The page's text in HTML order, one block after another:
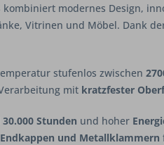
kombiniert modernes Design,
Vitrinen und Möbel. Dank
stufenlos zwischen
mit kratzfester
Stunden und hoher
Endkappen und Metallklammern